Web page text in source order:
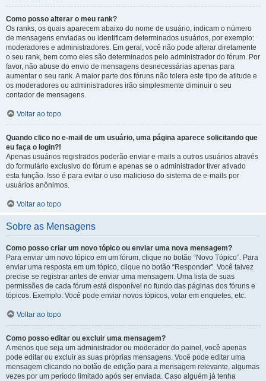
Como posso alterar o meu rank?
Os ranks, os quais aparecem abaixo do nome de usuário, indicam o número
de mensagens enviadas ou identificam determinados usuários, por exemplo:
moderadores e administradores. Em geral, você não pode alterar diretamente
o seu rank, bem como eles são determinados pelo administrador do fórum. Por
favor, não abuse do envio de mensagens desnecessárias apenas para
aumentar o seu rank. A maior parte dos fóruns não tolera este tipo de atitude e
os moderadores ou administradores irão simplesmente diminuir o seu
contador de mensagens.
Voltar ao topo
Quando clico no e-mail de um usuário, uma página aparece solicitando que
eu faça o login?!
Apenas usuários registrados poderão enviar e-mails a outros usuários através
do formulário exclusivo do fórum e apenas se o administrador tiver ativado
esta função. Isso é para evitar o uso malicioso do sistema de e-mails por
usuários anônimos.
Voltar ao topo
Sobre as Mensagens
Como posso criar um novo tópico ou enviar uma nova mensagem?
Para enviar um novo tópico em um fórum, clique no botão “Novo Tópico”. Para
enviar uma resposta em um tópico, clique no botão “Responder”. Você talvez
precise se registrar antes de enviar uma mensagem. Uma lista de suas
permissões de cada fórum está disponível no fundo das páginas dos fóruns e
tópicos. Exemplo: Você pode enviar novos tópicos, votar em enquetes, etc.
Voltar ao topo
Como posso editar ou excluir uma mensagem?
A menos que seja um administrador ou moderador do painel, você apenas
pode editar ou excluir as suas próprias mensagens. Você pode editar uma
mensagem clicando no botão de edição para a mensagem relevante, algumas
vezes por um período limitado após ser enviada. Caso alguém já tenha